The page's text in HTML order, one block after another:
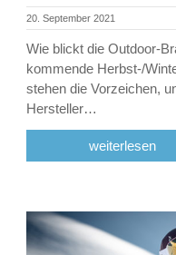
20. September 2021
Wie blickt die Outdoor-
kommende Herbst-/
stehen die Vorzeichen,
Hersteller…
weiterlesen